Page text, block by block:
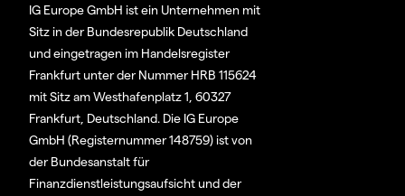
IG Europe GmbH ist ein Unternehmen mit
Sitz in der Bundesrepublik Deutschland
und eingetragen im Handelsregister
Frankfurt unter der Nummer HRB 115624
mit Sitz am Westhafenplatz 1, 60327
Frankfurt, Deutschland. Die IG Europe
GmbH (Registernummer 148759) ist von
der Bundesanstalt für
Finanzdienstleistungsaufsicht und der